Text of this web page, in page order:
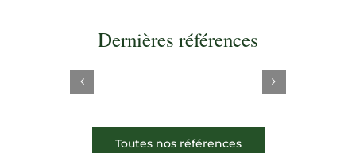
Dernières références
Toutes nos références